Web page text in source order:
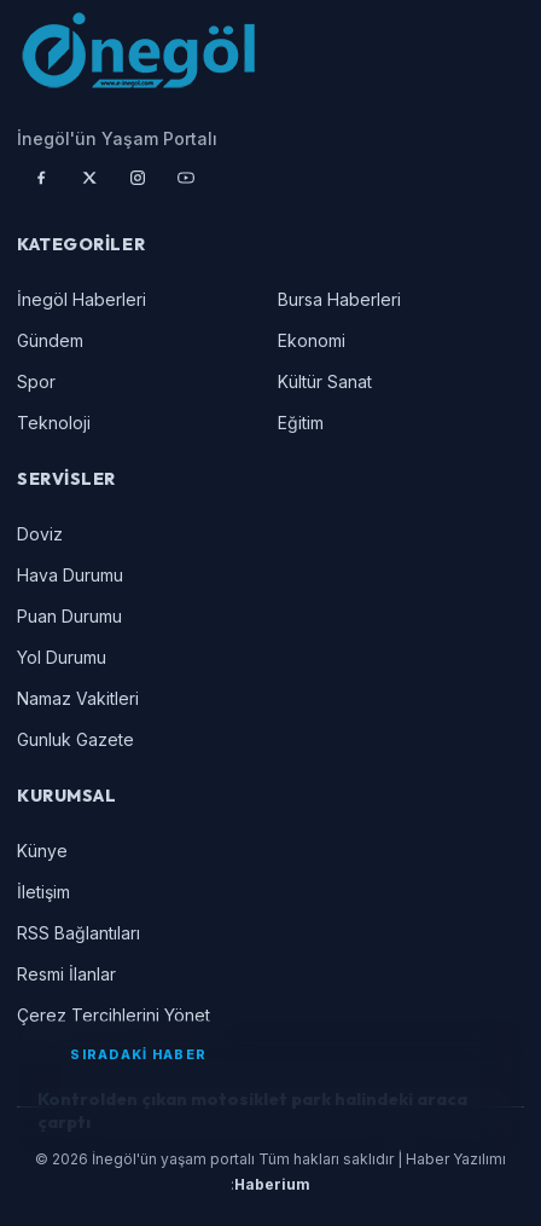
İnegöl'ün Yaşam Portalı
KATEGORILER
İnegöl Haberleri
Bursa Haberleri
Gündem
Ekonomi
Spor
Kültür Sanat
Teknoloji
Eğitim
SERVISLER
Doviz
Hava Durumu
Puan Durumu
Yol Durumu
Namaz Vakitleri
Gunluk Gazete
KURUMSAL
Künye
İletişim
RSS Bağlantıları
Resmi İlanlar
Çerez Tercihlerini Yönet
© 2026 İnegöl'ün yaşam portalı Tüm hakları saklıdır | Haber Yazılımı
:Haberium
SIRADAKİ HABER